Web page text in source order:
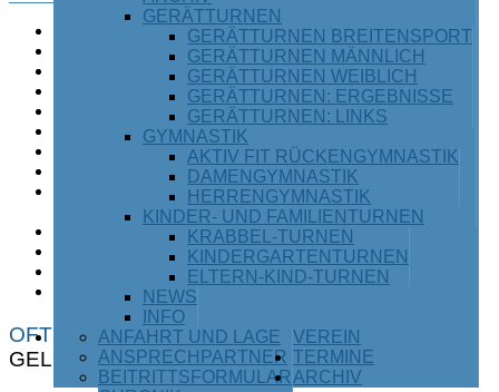
GERÄTTURNEN
GERÄTTURNEN BREITENSPORT
GERÄTTURNEN MÄNNLICH
GERÄTTURNEN WEIBLICH
GERÄTTURNEN: ERGEBNISSE
GERÄTTURNEN: LINKS
GYMNASTIK
AKTIV FIT RÜCKENGYMNASTIK
DAMENGYMNASTIK
HERRENGYMNASTIK
KINDER- UND FAMILIENTURNEN
KRABBEL-TURNEN
KINDERGARTENTURNEN
ELTERN-KIND-TURNEN
NEWS
INFO
VEREIN
ANFAHRT UND LAGE
ANSPRECHPARTNER
BEITRITTSFORMULAR
TERMINE
ARCHIV
Snowboard
Tischtennis
Volleyball
OFT
GELESEN